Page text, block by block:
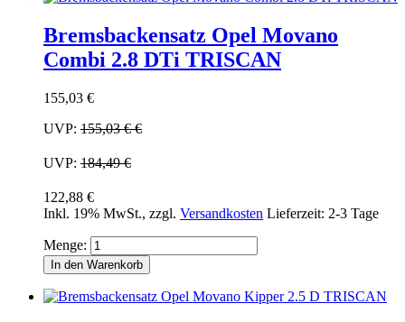
Bremsbackensatz Opel Movano
Combi 2.8 DTi TRISCAN
155,03 €
UVP: 155,03 €€
UVP: 184,49 €
122,88 €
Inkl. 19% MwSt., zzgl. Versandkosten Lieferzeit: 2-3 Tage
Menge:
In den Warenkorb